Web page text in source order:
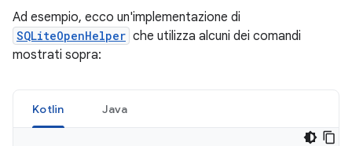
Ad esempio, ecco un'implementazione di
SQLiteOpenHelper che utilizza alcuni dei comandi
mostrati sopra:
Kotlin Java